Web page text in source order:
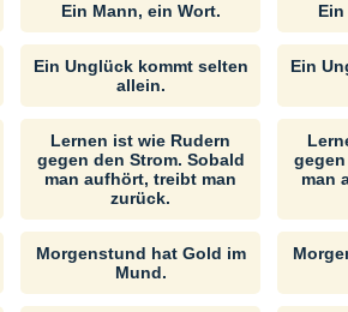
Ein Mann, ein Wort.
Ein Unglück kommt selten
allein.
Lernen ist wie Rudern
gegen den Strom. Sobald
man aufhört, treibt man
zurück.
Morgenstund hat Gold im
Mund.
Ein
man